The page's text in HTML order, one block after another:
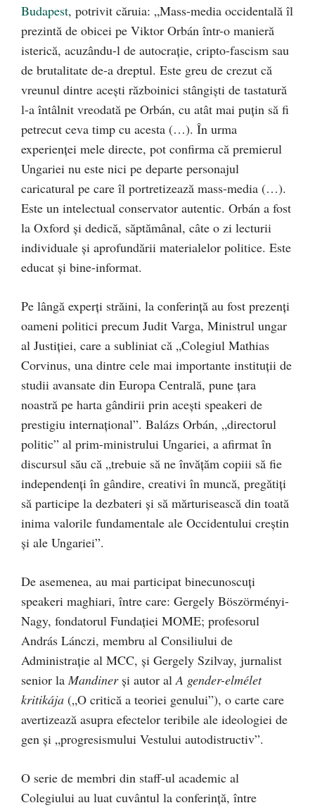
Budapest, potrivit căruia: „Mass-media occidentală îl
prezintă de obicei pe Viktor Orbán într-o manieră
isterică, acuzându-l de autocrație, cripto-fascism sau
de brutalitate de-a dreptul. Este greu de crezut că
vreunul dintre acești războinici stângiști de tastatură
l-a întâlnit vreodată pe Orbán, cu atât mai puțin să fi
petrecut ceva timp cu acesta (…). În urma
experienței mele directe, pot confirma că premierul
Ungariei nu este nici pe departe personajul
caricatural pe care îl portretizează mass-media (…).
Este un intelectual conservator autentic. Orbán a fost
la Oxford și dedică, săptămânal, câte o zi lecturii
individuale și aprofundării materialelor politice. Este
educat și bine-informat.
Pe lângă experți străini, la conferință au fost prezenți
oameni politici precum Judit Varga, Ministrul ungar
al Justiției, care a subliniat că „Colegiul Mathias
Corvinus, una dintre cele mai importante instituții de
studii avansate din Europa Centrală, pune țara
noastră pe harta gândirii prin acești speakeri de
prestigiu internațional”. Balázs Orbán, „directorul
politic” al prim-ministrului Ungariei, a afirmat în
discursul său că „trebuie să ne învățăm copiii să fie
independenți în gândire, creativi în muncă, pregătiți
să participe la dezbateri și să mărturisească din toată
inima valorile fundamentale ale Occidentului creștin
și ale Ungariei”.
De asemenea, au mai participat binecunoscuți
speakeri maghiari, între care: Gergely Böszörményi-
Nagy, fondatorul Fundației MOME; profesorul
András Lánczi, membru al Consiliului de
Administrație al MCC, și Gergely Szilvay, jurnalist
senior la Mandinerși autor alA gender-elmélet
kritikája („O critică a teoriei genului”), o carte care
avertizează asupra efectelor teribile ale ideologiei de
gen și „progresismului Vestului autodistructiv”.
O serie de membri din staff-ul academic al
Colegiului au luat cuvântul la conferință, între